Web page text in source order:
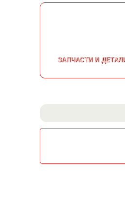
ЗАПЧАСТИИ